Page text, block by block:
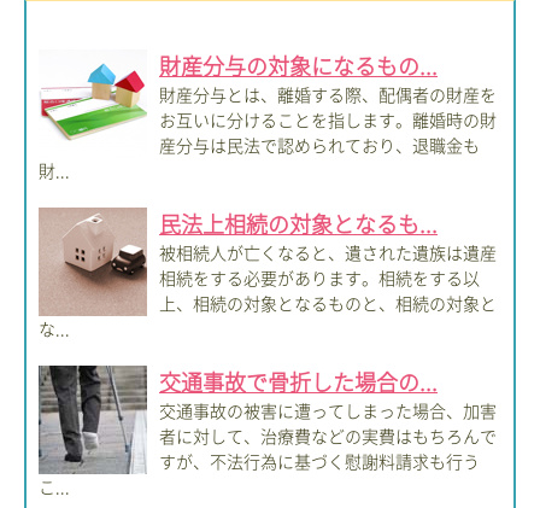
財産分与の対象になるもの...
財産分与とは、離婚する際、配偶者の財産を
お互いに分けることを指します。離婚時の財
産分与は民法で認められており、退職金も
財...
民法上相続の対象となるも...
被相続人が亡くなると、遺された遺族は遺産
相続をする必要があります。相続をする以
上、相続の対象となるものと、相続の対象と
な...
交通事故で骨折した場合の...
交通事故の被害に遭ってしまった場合、加害
者に対して、治療費などの実費はもちろんで
すが、不法行為に基づく慰謝料請求も行う
こ...